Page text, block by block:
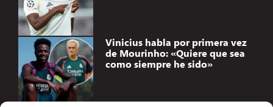
Vinicius habla por primera vez
de Mourinho: «Quiere que sea
como siempre he sido»